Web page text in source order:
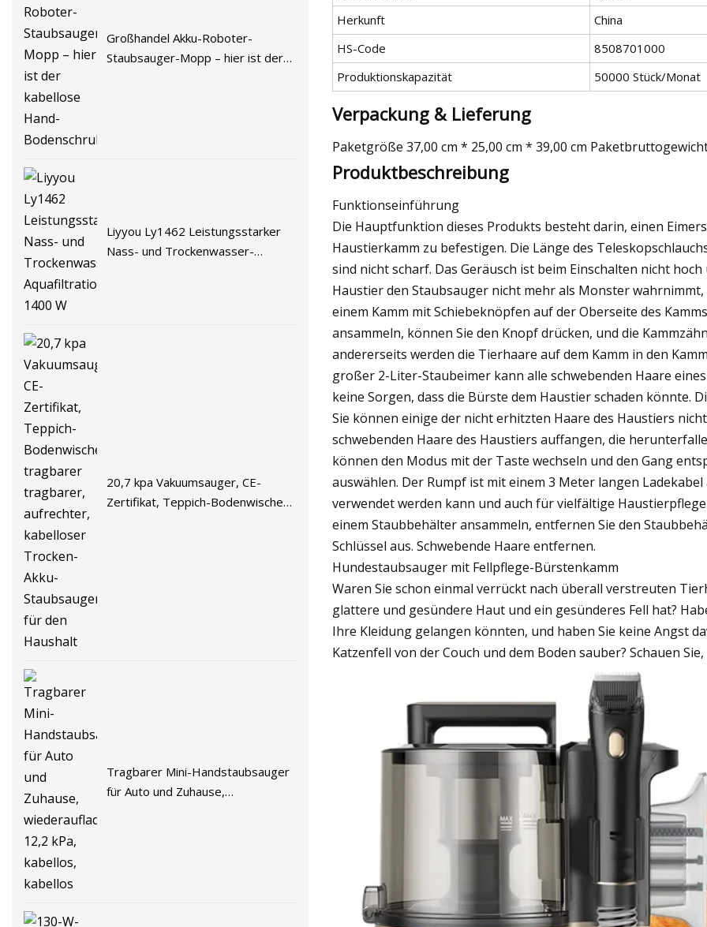
Großhandel Akku-Roboter-
Staubsauger-Mopp – hier ist der
Liyyou Ly1462 Leistungsstarker
Nass- und Trockenwasser-
20,7 kpa Vakuumsauger, CE-
Zertifikat, Teppich-Bodenwischer,
Tragbarer Mini-Handstaubsauger
für Auto und Zuhause,
Herkunft
China
HS-Code
8508701000
Produktionskapazität
50000 Stück/Monat
Verpackung & Lieferung
Paketgröße 37,00 cm * 25,00 cm * 39,00 cm
Produktbeschreibung
Funktionseinführung
Die Hauptfunktion dieses Produkts besteht darin, einen
Haustierkamm zu befestigen. Die Länge des
sind nicht scharf. Das Geräusch ist beim Einschalten nicht
Haustier den Staubsauger nicht mehr als Monster
einem Kamm mit Schiebeknöpfen auf der Oberseite des
ansammeln, können Sie den Knopf drücken, und die
andererseits werden die Tierhaare auf dem Kamm in den
großer 2-Liter-Staubeimer kann alle schwebenden Haare
keine Sorgen, dass die Bürste dem Haustier schaden könnte.
Sie können einige der nicht erhitzten Haare des Haustiers
schwebenden Haare des Haustiers auffangen, die
können den Modus mit der Taste wechseln und den Gang
auswählen. Der Rumpf ist mit einem 3 Meter langen
verwendet werden kann und auch für vielfältige
einem Staubbehälter ansammeln, entfernen Sie den
Schlüssel aus. Schwebende Haare entfernen.
Hundestaubsauger mit Fellpflege-Bürstenkamm
Waren Sie schon einmal verrückt nach überall verstreuten
glattere und gesündere Haut und ein gesünderes Fell hat?
Ihre Kleidung gelangen könnten, und haben Sie keine Angst
Katzenfell von der Couch und dem Boden sauber? Schauen